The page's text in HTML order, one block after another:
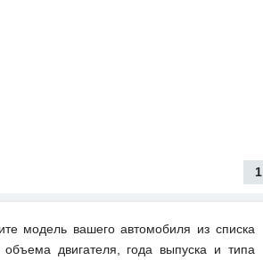
1
модель вашего автомобиля из списка
двигателя, года выпуска и типа